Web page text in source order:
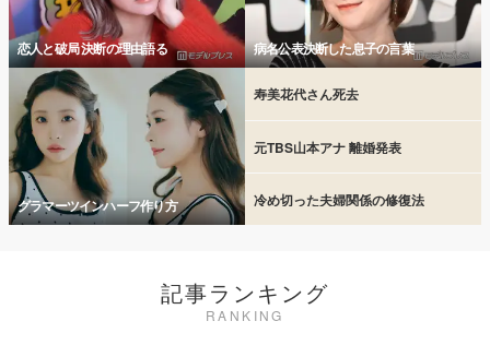
恋人と破局 決断の理由語る 病名公表決断した息子の言葉
グラマーツインハーフ作り方
寿美花代さん死去
元TBS山本アナ 離婚発表
冷め切った夫婦関係の修復法
記事ランキング
RANKING